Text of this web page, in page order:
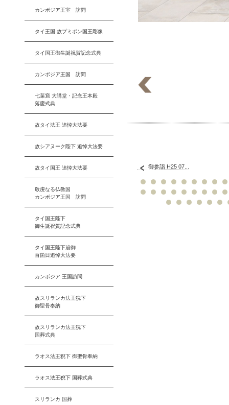
御参詣 H25 07...
カンボジア王室 訪問
タイ王国 故プミポン国王彫像
タイ国王御生誕祝賀記念式典
カンボジア王国 訪問
七葉窟 大講堂・記念王本殿
落慶式典
故タイ法王 追悼大法要
故シアヌーク陛下 追悼大法要
故タイ国王 追悼大法要
敬虔なる仏教国
カンボジア王国 訪問
タイ国王陛下
御生誕祝賀記念式典
タイ国王陛下崩御
百箇日追悼大法要
カンボジア 王国訪問
故スリランカ法王猊下
御聖骨奉納
故スリランカ法王猊下
国葬式典
ラオス法王猊下 御聖骨奉納
ラオス法王猊下 国葬式典
スリランカ 国葬